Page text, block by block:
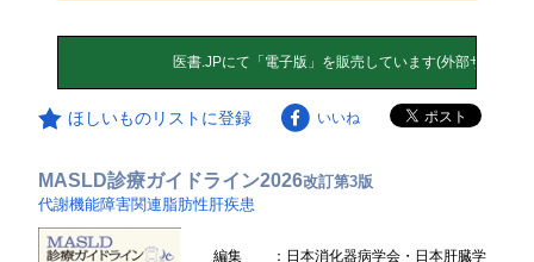
ほしいものリストに登録 いいね
MASLD診療ガイドライン2026改訂第3版
代謝機能障害関連脂肪性肝疾患
編集
：日本消化器病学会・日本肝臓学